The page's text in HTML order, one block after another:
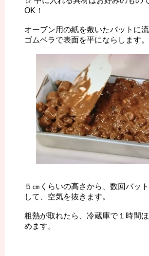
OK！
オーブン用の紙を敷いたバットに流
ゴムベラで表面を平にならします。
５㎝くらいの高さから、数回バッ
して、空気を抜きます。
粗熱が取れたら、冷蔵庫で１時間
めます。